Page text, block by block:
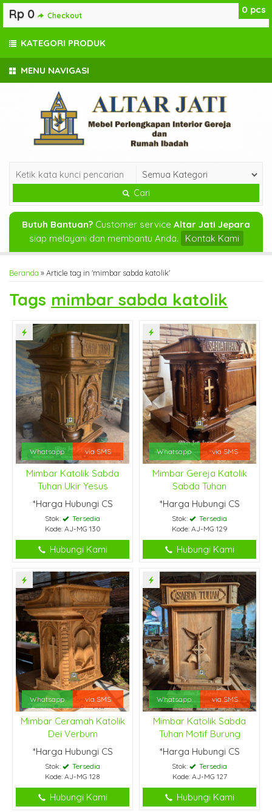
MENU NAVIGASI
Cari
Butuh Bantuan? Customer service Altar Jati Jepara
siap melayani dan membantu Anda.
Kontak Kami
Beranda »Article tag in 'mimbar sabda katolik'
Tags mimbar sabda katolik
Whatsapp via SMS
Mimbar Katolik Sabda
Tuhan Ukir Yesus
*Harga Hubungi CS
Stok:
Tersedia
Kode: AJ-MG 130
Hubungi Kami
Whatsapp via SMS
Mimbar Gereja Katolik
Sabda Tuhan
*Harga Hubungi CS
Stok:
Tersedia
Kode: AJ-MG 129
Hubungi Kami
Whatsapp via SMS
Mimbar Ceramah Katolik
Dei Verbum
*Harga Hubungi CS
Stok:
Tersedia
Kode: AJ-MG 128
Hubungi Kami
Whatsapp via SMS
Mimbar Katolik Sabda
Tuhan Motif Burung
*Harga Hubungi CS
Stok:
Tersedia
Kode: AJ-MG 127
Hubungi Kami
0 pcs
Rp 0 Checkout
KATEGORI PRODUK